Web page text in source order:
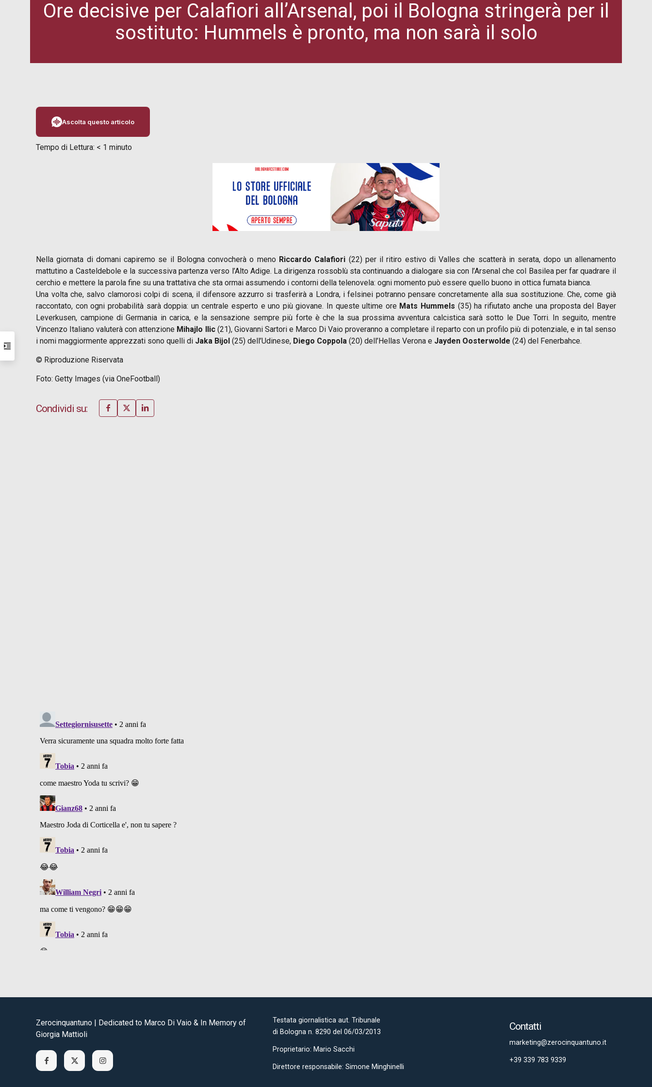
Ore decisive per Calafiori all’Arsenal, poi il Bologna stringerà per il
sostituto: Hummels è pronto, ma non sarà il solo
Ascolta questo articolo
Tempo di Lettura: < 1 minuto
Nella giornata di domani capiremo se il Bologna convocherà o meno Riccardo Calafiori (22) per il ritiro estivo di Valles che scatterà in serata, dopo un allenamento
mattutino a Casteldebole e la successiva partenza verso l’Alto Adige. La dirigenza rossoblù sta continuando a dialogare sia con l’Arsenal che col Basilea per far quadrare il
cerchio e mettere la parola fine su una trattativa che sta ormai assumendo i contorni della telenovela: ogni momento può essere quello buono in ottica fumata bianca.
Una volta che, salvo clamorosi colpi di scena, il difensore azzurro si trasferirà a Londra, i felsinei potranno pensare concretamente alla sua sostituzione. Che, come già
raccontato, con ogni probabilità sarà doppia: un centrale esperto e uno più giovane. In queste ultime ore Mats Hummels (35) ha rifiutato anche una proposta del Bayer
Leverkusen, campione di Germania in carica, e la sensazione sempre più forte è che la sua prossima avventura calcistica sarà sotto le Due Torri. In seguito, mentre
Vincenzo Italiano valuterà con attenzione Mihajlo Ilic(21), Giovanni Sartori e Marco Di Vaio proveranno a completare il reparto con un profilo più di potenziale, e in tal senso
i nomi maggiormente apprezzati sono quelli di Jaka Bijol (25) dell’Udinese, Diego Coppola (20) dell’Hellas Verona e Jayden Oosterwolde (24) del Fenerbahce.
© Riproduzione Riservata
Foto: Getty Images (via OneFootball)
Condividi su:
Zerocinquantuno | Dedicated to Marco Di Vaio & In Memory of
Giorgia Mattioli
Testata giornalistica aut. Tribunale
di Bologna n. 8290 del 06/03/2013
Proprietario: Mario Sacchi
Direttore responsabile: Simone Minghinelli
Contatti
marketing@zerocinquantuno.it
+39 339 783 9339